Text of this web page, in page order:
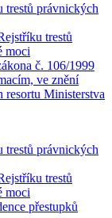
trestů právnických
trestů
moci
č. 106/1999
ve znění
resortu Ministerstva
trestů právnických
trestů
moci
přestupků